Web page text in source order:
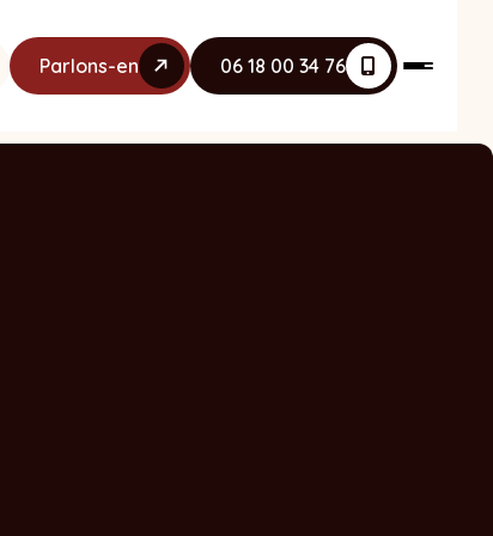
Parlons-en 06 18 00 34 76